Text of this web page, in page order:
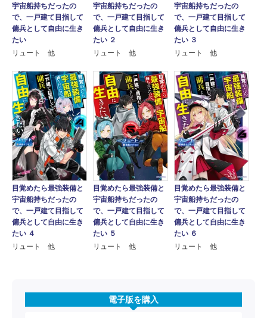
宇宙船持ちだったの
で、一戸建て目指して
傭兵として自由に生き
たい
リュート 他
宇宙船持ちだったの
で、一戸建て目指して
傭兵として自由に生き
たい ２
リュート 他
宇宙船持ちだったの
で、一戸建て目指して
傭兵として自由に生き
たい ３
リュート 他
目覚めたら最強装備と
宇宙船持ちだったの
で、一戸建て目指して
傭兵として自由に生き
たい ４
リュート 他
目覚めたら最強装備と
宇宙船持ちだったの
で、一戸建て目指して
傭兵として自由に生き
たい ５
リュート 他
目覚めたら最強装備と
宇宙船持ちだったの
で、一戸建て目指して
傭兵として自由に生き
たい ６
リュート 他
電子版を購入